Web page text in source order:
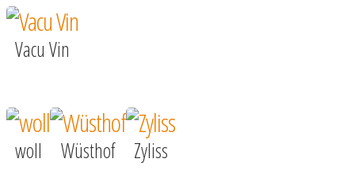
Vacu Vin
woll Wüsthof Zyliss